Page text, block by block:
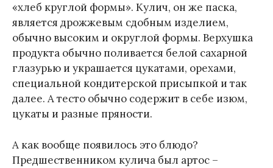
«хлеб круглой формы». Кулич, он же паска,
является дрожжевым сдобным изделием,
обычно высоким и округлой формы. Верхушка
продукта обычно поливается белой сахарной
глазурью и украшается цукатами, орехами,
специальной кондитерской присыпкой и так
далее. А тесто обычно содержит в себе изюм,
цукаты и разные пряности.
А как вообще появилось это блюдо?
Предшественником кулича был артос –